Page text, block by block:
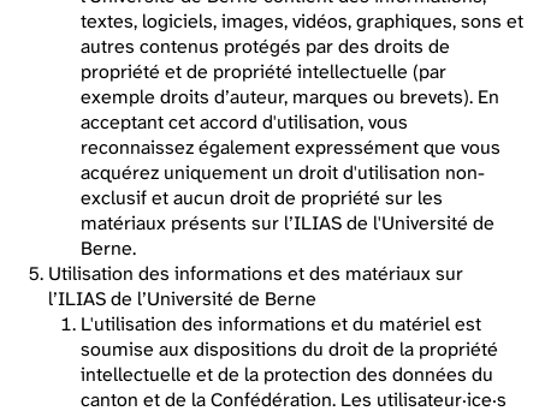
textes, logiciels, images, vidéos, graphiques, sons et
autres contenus protégés par des droits de
propriété et de propriété intellectuelle (par
exemple droits d’auteur, marques ou brevets). En
acceptant cet accord d'utilisation, vous
reconnaissez également expressément que vous
acquérez uniquement un droit d'utilisation non-
exclusif et aucun droit de propriété sur les
matériaux présents sur l’ILIAS de l'Université de
Berne.
Utilisation des informations et des matériaux sur
l’ILIAS de l’Université de Berne
L'utilisation des informations et du matériel est
soumise aux dispositions du droit de la propriété
intellectuelle et de la protection des données du
canton et de la Confédération. Les utilisateur·ice·s